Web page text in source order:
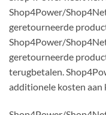
Shop4Power/
geretourneerde
Shop4Power/
geretourneerde
terugbetalen.
additionele kosten aan